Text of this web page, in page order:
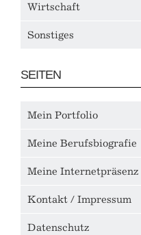
Wirtschaft
Sonstiges
SEITEN
Mein Portfolio
Meine Berufsbiografie
Meine Internetpräsenz
Kontakt / Impressum
Datenschutz